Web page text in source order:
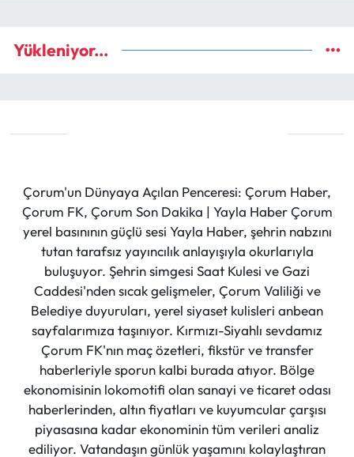
Yükleniyor...
Çorum'un Dünyaya Açılan Penceresi: Çorum Haber,
Çorum FK, Çorum Son Dakika | Yayla Haber Çorum
yerel basınının güçlü sesi Yayla Haber, şehrin nabzını
tutan tarafsız yayıncılık anlayışıyla okurlarıyla
buluşuyor. Şehrin simgesi Saat Kulesi ve Gazi
Caddesi'nden sıcak gelişmeler, Çorum Valiliği ve
Belediye duyuruları, yerel siyaset kulisleri anbean
sayfalarımıza taşınıyor. Kırmızı-Siyahlı sevdamız
Çorum FK'nın maç özetleri, fikstür ve transfer
haberleriyle sporun kalbi burada atıyor. Bölge
ekonomisinin lokomotifi olan sanayi ve ticaret odası
haberlerinden, altın fiyatları ve kuyumcular çarşısı
piyasasına kadar ekonominin tüm verileri analiz
ediliyor. Vatandaşın günlük yaşamını kolaylaştıran